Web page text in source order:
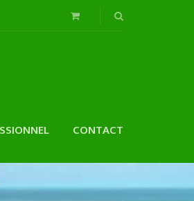
CONTACT